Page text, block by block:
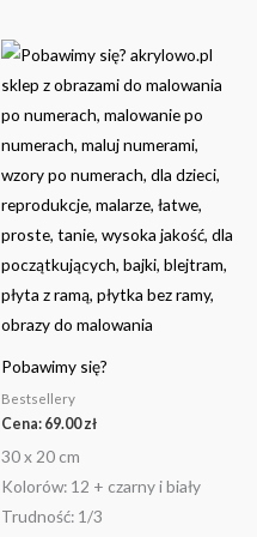
Pobawimy się?
Bestsellery
Cena: 69.00zł
30 x 20 cm
Kolorów: 12 + czarny i biały
Trudność: 1/3
Ten
produkt
ma
wiele
wariantów.
Opcje
można
wybrać
na
stronie